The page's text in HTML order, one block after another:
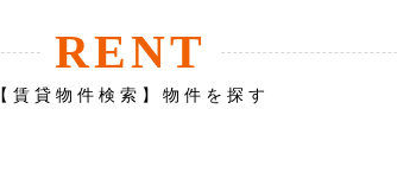
RENT
【賃貸物件検索】物件を探す